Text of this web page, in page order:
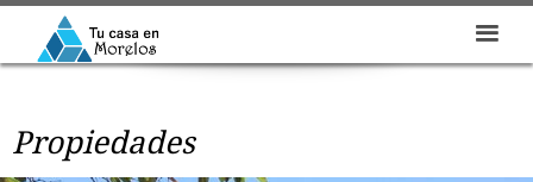
Propiedades